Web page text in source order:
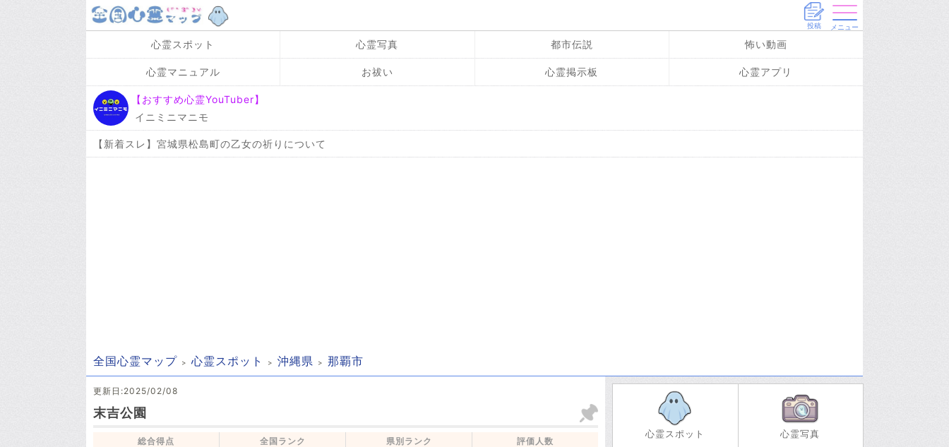
投稿 メニュー
心霊スポット 心霊写真 都市伝説 怖い動画
心霊マニュアル お祓い 心霊掲示板 心霊アプリ
【おすすめ心霊YouTuber】
イニミニマニモ
【新着スレ】宮城県松島町の乙女の祈りについて
全国心霊マップ 心霊スポット 沖縄県 那覇市
更新日:2025/02/08
末吉公園
総合得点 全国ランク 県別ランク 評価人数
心霊スポット 心霊写真